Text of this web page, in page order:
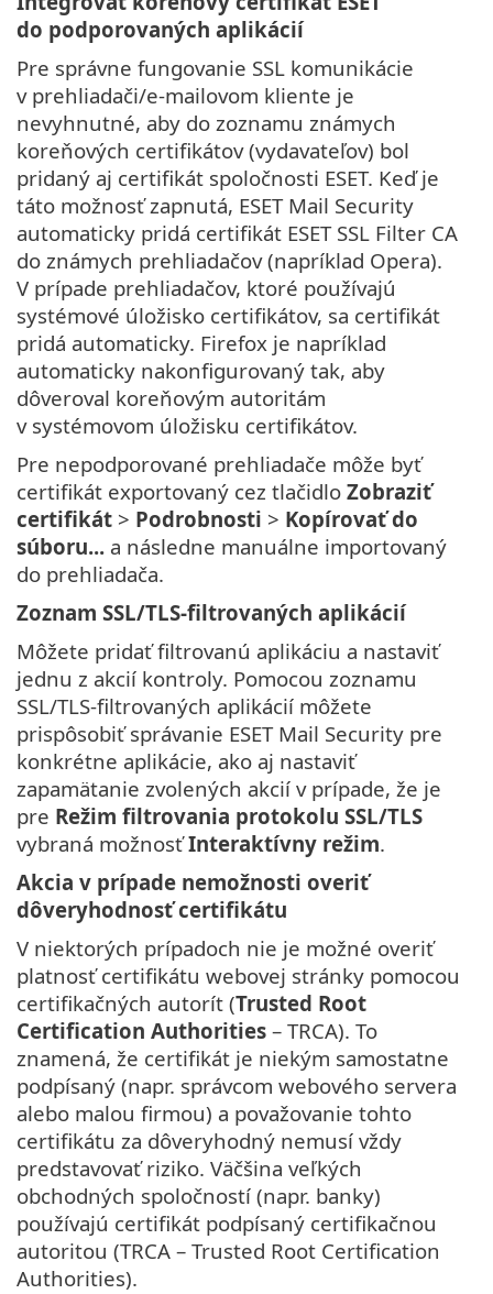
do podporovaných aplikácií
Pre správne fungovanie SSL komunikácie
v prehliadači/e‑mailovom kliente je
nevyhnutné, aby do zoznamu známych
koreňových certifikátov (vydavateľov) bol
pridaný aj certifikát spoločnosti ESET. Keď je
táto možnosť zapnutá, ESET Mail Security
automaticky pridá certifikát ESET SSL Filter CA
do známych prehliadačov (napríklad Opera).
V prípade prehliadačov, ktoré používajú
systémové úložisko certifikátov, sa certifikát
pridá automaticky. Firefox je napríklad
automaticky nakonfigurovaný tak, aby
dôveroval koreňovým autoritám
v systémovom úložisku certifikátov.
Pre nepodporované prehliadače môže byť
certifikát exportovaný cez tlačidlo Zobraziť
certifikát > Podrobnosti > Kopírovať do
súboru... a následne manuálne importovaný
do prehliadača.
Zoznam SSL/TLS-filtrovaných aplikácií
Môžete pridať filtrovanú aplikáciu a nastaviť
jednu z akcií kontroly. Pomocou zoznamu
SSL/TLS-filtrovaných aplikácií môžete
prispôsobiť správanie ESET Mail Security pre
konkrétne aplikácie, ako aj nastaviť
zapamätanie zvolených akcií v prípade, že je
pre Režim filtrovania protokolu SSL/TLS
vybraná možnosťInteraktívny režim.
Akcia v prípade nemožnosti overiť
dôveryhodnosť certifikátu
V niektorých prípadoch nie je možné overiť
platnosť certifikátu webovej stránky pomocou
certifikačných autorít (Trusted Root
Certification Authorities – TRCA). To
znamená, že certifikát je niekým samostatne
podpísaný (napr. správcom webového servera
alebo malou firmou) a považovanie tohto
certifikátu za dôveryhodný nemusí vždy
predstavovať riziko. Väčšina veľkých
obchodných spoločností (napr. banky)
používajú certifikát podpísaný certifikačnou
autoritou (TRCA – Trusted Root Certification
Authorities).